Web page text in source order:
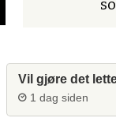
Vil gjøre det
1 dag siden